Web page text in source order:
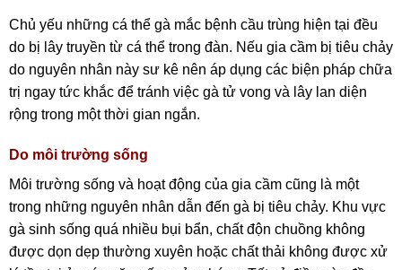
Chủ yếu những cá thể gà mắc bệnh cầu trùng hiện tại đều
do bị lây truyền từ cá thể trong đàn. Nếu gia cầm bị tiêu chảy
do nguyên nhân này sư kê nên áp dụng các biện pháp chữa
trị ngay tức khắc để tránh việc gà tử vong và lây lan diện
rộng trong một thời gian ngắn.
Do môi trường sống
Môi trường sống và hoạt động của gia cầm cũng là một
trong những nguyên nhân dẫn đến gà bị tiêu chảy. Khu vực
gà sinh sống quá nhiều bụi bẩn, chất độn chuồng không
được dọn dẹp thường xuyên hoặc chất thải không được xử